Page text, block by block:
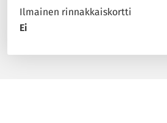
Ilmainen rinnakkaiskortti
Ei